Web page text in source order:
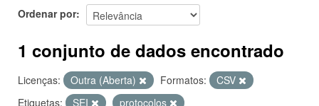
Ordenar por
1 conjunto de dados encontrado
Licenças: Outra (Aberta) Formatos:
CSV
Etiquetas:
SEI
protocolos